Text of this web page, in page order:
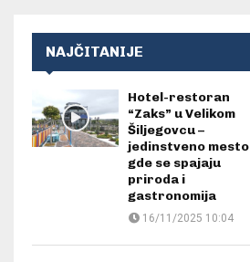
NAJČITANIJE
Hotel-restoran
“Zaks” u Velikom
Šiljegovcu –
jedinstveno mesto
gde se spajaju
priroda i
gastronomija
16/11/2025 10:04